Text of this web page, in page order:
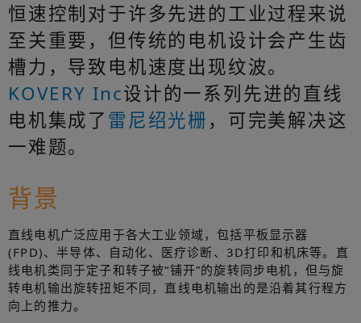
恒速控制对于许多先进的工业过程来说
至关重要，但传统的电机设计会产生齿
槽力，导致电机速度出现纹波。
KOVERY Inc设计的一系列先进的直线
电机集成了雷尼绍光栅 ，可完美解决这
一难题。
背景
直线电机广泛应用于各大工业领域，包括平板显示器
(FPD)、半导体、自动化、医疗诊断、3D打印和机床等。直
线电机类同于定子和转子被“铺开”的旋转同步电机，但与旋
转电机输出旋转扭矩不同，直线电机输出的是沿着其行程方
向上的推力。